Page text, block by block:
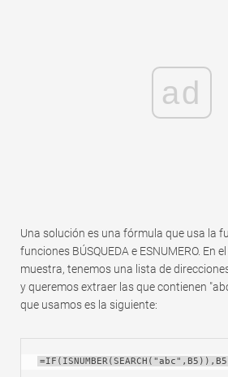
ad
Una solución es una fórmula que usa la
funciones BÚSQUEDA e ESNUMERO. En
muestra, tenemos una lista de
y queremos extraer las que contienen
que usamos es la siguiente: